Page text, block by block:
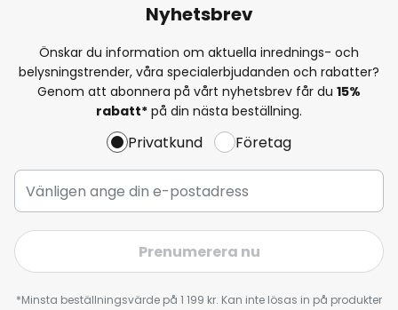
Nyhetsbrev
Önskar du information om aktuella inrednings- och
belysningstrender, våra specialerbjudanden och rabatter?
Genom att abonnera på vårt nyhetsbrev får du 15%
rabatt* på din nästa beställning.
Privatkund Företag
Prenumerera nu
*Minsta beställningsvärde på 1 199 kr. Kan inte lösas in på produkter